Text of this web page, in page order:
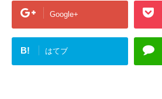
Google+
B! はてブ